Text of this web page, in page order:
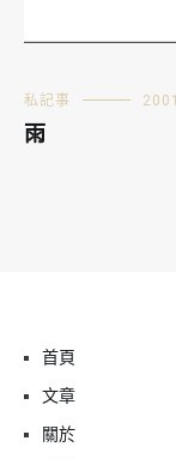
私記事
雨
首頁
文章
關於